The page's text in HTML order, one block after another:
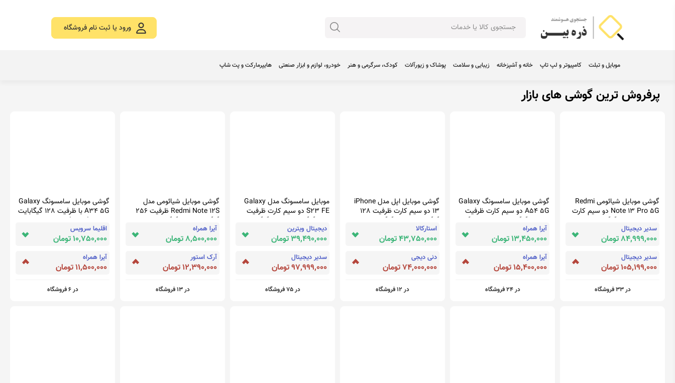
ورود یا ثبت نام فروشگاه
موبایل و تبلت کامپیوتر و لپ تاپ خانه و آشپزخانه زیبایی و سلامت پوشاک و زیورآلات کودک، سرگرمی و هنر خودرو، لوازم و ابزار صنعتی هایپرمارکت و پت شاپ
پرفروش ترین گوشی های بازار
گوشی موبایل شیائومی Redmi
Note 13 Pro 5G دو سیم کارت
سدیر دیجیتال
84,999,000 تومان
سدیر دیجیتال
105,199,000 تومان
در 33 فروشگاه
گوشی موبایل سامسونگ Galaxy
A54 5G دو سیم کارت ظرفیت
256/8 گیگابایت - ویتنام - رنگ
مشکی
آیرا همراه
13,450,000 تومان
آیرا همراه
15,400,000 تومان
در 24 فروشگاه
گوشی موبایل اپل مدل iPhone
13 دو سیم‌ کارت ظرفیت 128
گیگابایت و رم 4 گیگابایت
استارکالا
43,750,000 تومان
دنی دیجی
74,000,000 تومان
در 12 فروشگاه
موبایل سامسونگ مدل Galaxy
S23 FE دو سیم کارت ظرفیت
دیجیتال ویترین
39,490,000 تومان
سدیر دیجیتال
97,999,000 تومان
در 75 فروشگاه
گوشی موبایل شیائومی مدل
Redmi Note 12S ظرفیت 256
گیگابایت رم 8 گیگابایت
آیرا همراه
8,500,000 تومان
آرک استور
12,390,000 تومان
در 13 فروشگاه
گوشی موبایل سامسونگ Galaxy
A34 5G با ظرفیت 128 گیگابایت
اقلیما سرویس
10,750,000 تومان
آیرا همراه
11,500,000 تومان
در 6 فروشگاه